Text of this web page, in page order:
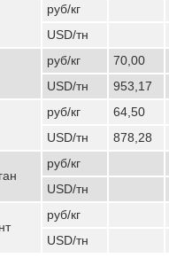
руб/кг
USD/тн
руб/кг 70,00
USD/тн
953,17
руб/кг 64,50
USD/тн
878,28
руб/кг
USD/тн
руб/кг
USD/тн